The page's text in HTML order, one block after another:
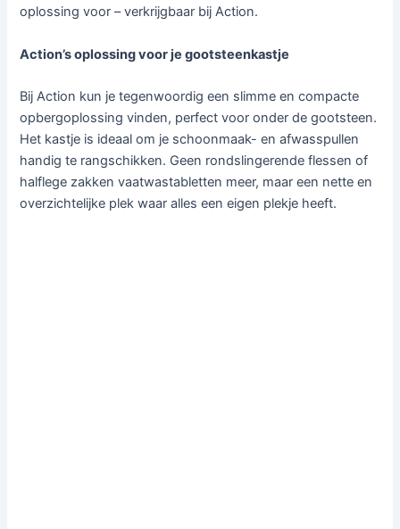
oplossing voor – verkrijgbaar bij Action.
Action’s oplossing voor je gootsteenkastje
Bij Action kun je tegenwoordig een slimme en compacte
opbergoplossing vinden, perfect voor onder de gootsteen.
Het kastje is ideaal om je schoonmaak- en afwasspullen
handig te rangschikken. Geen rondslingerende flessen of
halflege zakken vaatwastabletten meer, maar een nette en
overzichtelijke plek waar alles een eigen plekje heeft.